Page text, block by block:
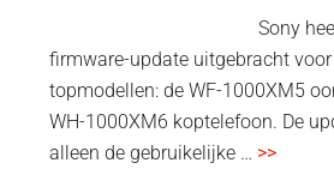
Sony
firmware-update uitgebracht
topmodellen: de WF-1000XM5
WH-1000XM6 koptelefoon. De
alleen de gebruikelijke … >>